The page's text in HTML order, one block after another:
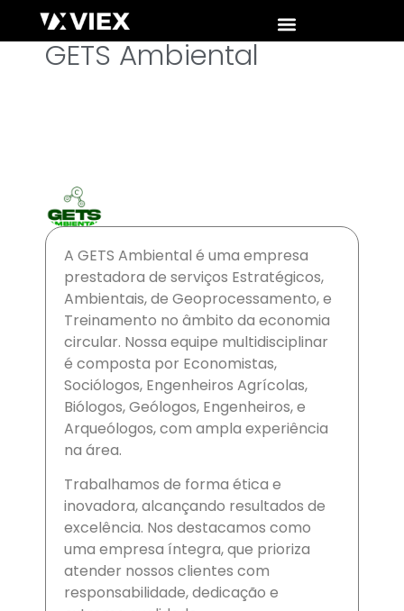
GETS Ambiental
A GETS Ambiental é uma empresa
prestadora de serviços Estratégicos,
Ambientais, de Geoprocessamento, e
Treinamento no âmbito da economia
circular. Nossa equipe multidisciplinar
é composta por Economistas,
Sociólogos, Engenheiros Agrícolas,
Biólogos, Geólogos, Engenheiros, e
Arqueólogos, com ampla experiência
na área.
Trabalhamos de forma ética e
inovadora, alcançando resultados de
excelência. Nos destacamos como
uma empresa íntegra, que prioriza
atender nossos clientes com
responsabilidade, dedicação e